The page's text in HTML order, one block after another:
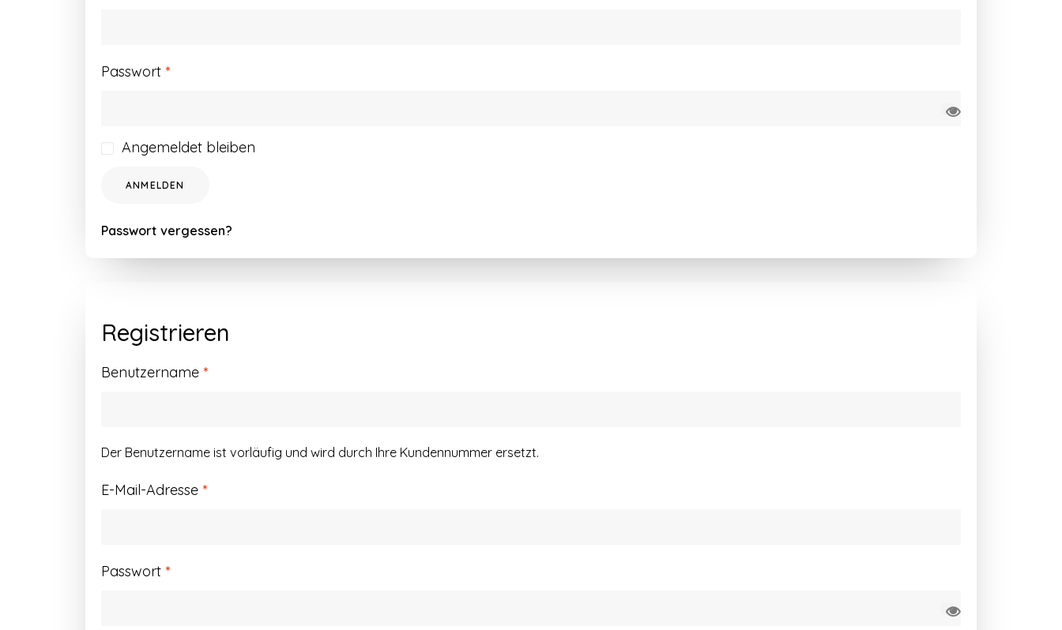
Passwort *Erforderlich
Angemeldet bleiben
ANMELDEN
Passwort vergessen?
Registrieren
Benutzername *Erforderlich
Der Benutzername ist vorläufig und wird durch Ihre Kundennummer ersetzt.
E-Mail-Adresse *Erforderlich
Passwort *Erforderlich